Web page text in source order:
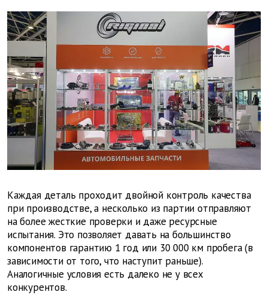
Каждая деталь проходит двойной контроль качества
при производстве, а несколько из партии отправляют
на более жесткие проверки и даже ресурсные
испытания. Это позволяет давать на большинство
компонентов гарантию 1 год или 30 000 км пробега (в
зависимости от того, что наступит раньше).
Аналогичные условия есть далеко не у всех
конкурентов.